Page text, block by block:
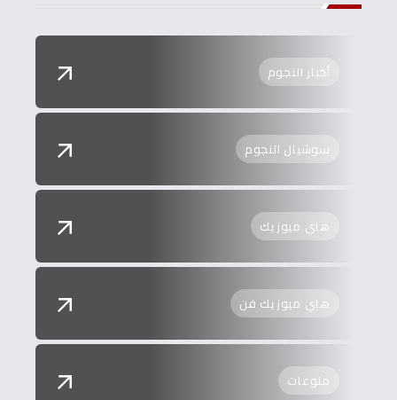
أخبار النجوم
سوشيال النجوم
هاي ميوزيك
هاي ميوزيك فن
منوعات